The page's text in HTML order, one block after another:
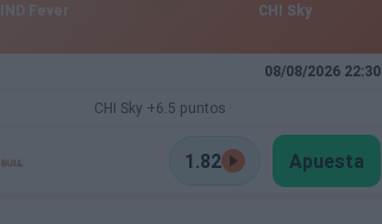
IND Fever CHI Sky
08/08/2026 22:30
CHI Sky +6.5 puntos
1.82 Apuesta